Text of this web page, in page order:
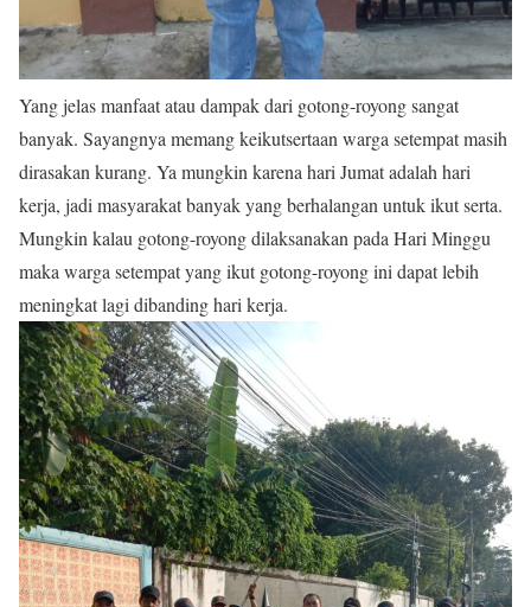
Yang jelas manfaat atau dampak dari gotong-royong sangat
banyak. Sayangnya memang keikutsertaan warga setempat masih
dirasakan kurang. Ya mungkin karena hari Jumat adalah hari
kerja, jadi masyarakat banyak yang berhalangan untuk ikut serta.
Mungkin kalau gotong-royong dilaksanakan pada Hari Minggu
maka warga setempat yang ikut gotong-royong ini dapat lebih
meningkat lagi dibanding hari kerja.